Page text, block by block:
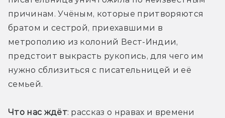
причинам. Учёным, которые притворяются
братом и сестрой, приехавшими в
метрополию из колоний Вест-Индии,
предстоит выкрасть рукопись, для чего им
нужно сблизиться с писательницей и её
семьей.
Что нас ждёт: рассказ о нравах и времени